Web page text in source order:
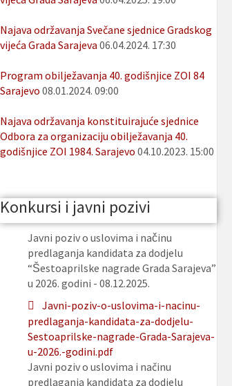
Najava održavanja Svečane sjednice Gradskog
vijeća Grada Sarajeva 06.04.2024. 17:30
Program obilježavanja 40. godišnjice ZOI 84
Sarajevo 08.01.2024. 09:00
Najava održavanja konstituirajuće sjednice
Odbora za organizaciju obilježavanja 40.
godišnjice ZOI 1984. Sarajevo 04.10.2023. 15:00
Konkursi i javni pozivi
Javni poziv o uslovima i načinu
predlaganja kandidata za dodjelu
“Šestoaprilske nagrade Grada Sarajeva”
u 2026. godini - 08.12.2025.
Javni-poziv-o-uslovima-i-nacinu-
predlaganja-kandidata-za-dodjelu-
Sestoaprilske-nagrade-Grada-Sarajeva-
u-2026.-godini.pdf
Javni poziv o uslovima i načinu
predlaganja kandidata za dodjelu